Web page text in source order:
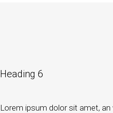
Heading 6
Lorem ipsum dolor sit amet,